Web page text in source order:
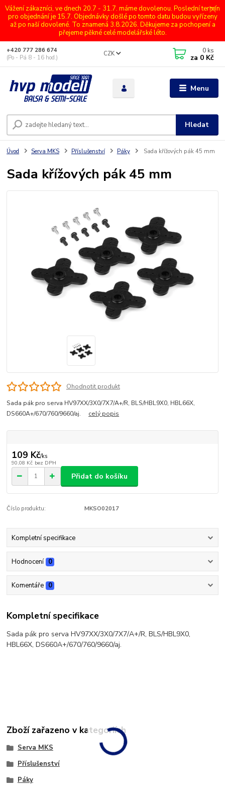
Vážení zákazníci, ve dnech 20.7 - 31.7. máme dovolenou. Poslední termín
pro objednání je 15.7. Objednávky došlé po tomto datu budou vyřízeny
až po naší dovolené. To znamená 3.8.2026. Děkujeme za pochopení a
přejeme pěkné celé modelářské léto.
Menu
CZK
Hledat
+420 777 286 674
(Po - Pá 8 - 16 hod.)
0 ks
za 0 Kč
Úvod Serva MKS Příslušenství Páky Sada křížových pák 45 mm
Sada křížových pák 45 mm
Ohodnotit produkt
Sada pák pro serva HV97XX/3X0/7X7/A+/R, BLS/HBL9X0, HBL66X,
DS660A+/670/760/9660/aj. celý popis
109 Kč/ks
90,08 Kč bez DPH
Přidat do košíku
Číslo produktu: MKSO02017
Kompletní specifikace
Hodnocení 0
Komentáře 0
Kompletní specifikace
Sada pák pro serva HV97XX/3X0/7X7/A+/R, BLS/HBL9X0,
HBL66X, DS660A+/670/760/9660/aj.
Zboží zařazeno v kategoriích
Serva MKS
Příslušenství
Páky